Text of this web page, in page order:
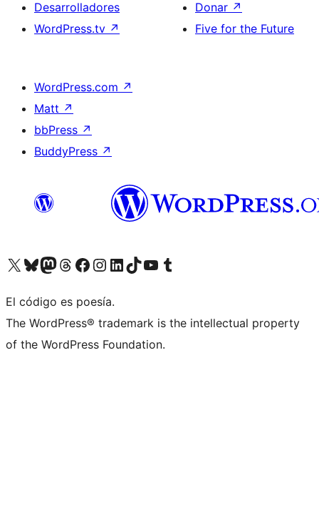
Desarrolladores
WordPress.tv ↗
Donar ↗
Five for the Future
WordPress.com ↗
Matt ↗
bbPress ↗
BuddyPress ↗
Visitá nuestra cuenta de X (anteriormente Twitter)
Visitá nuestra cuenta de Bluesky
Visitá nuestra cuenta de Mastodon
Visitá nuestra cuenta de Threads
Visitá nuestra página de Facebook
Visitá nuestra cuenta de Instagram
Visitá nuestra cuenta de LinkedIn
Visitá nuestra cuenta de TikTok
Visitá nuestro canal de YouTube
Visitá nuestra cuenta de Tumblr
El código es poesía.
The WordPress® trademark is the intellectual property
of the WordPress Foundation.